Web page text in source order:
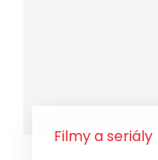
Filmy a seriály